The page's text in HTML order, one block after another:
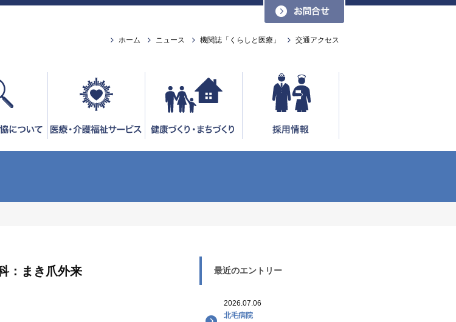
ホーム ニュース 機関誌「くらしと医療」 交通アクセス
お問い合わせ
：まき爪外来 最近のエントリー
2026.07.06
北毛病院